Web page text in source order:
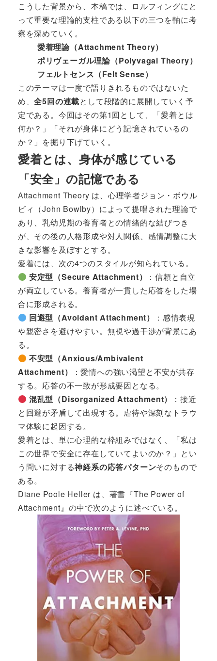
こうした背景から、本稿では、ロルフィングにと
って重要な理論的支柱である以下の三つを軸に考
察を深めていく。
愛着理論（Attachment Theory）
ポリヴェーガル理論（Polyvagal Theory）
フェルトセンス（Felt Sense）
このテーマは一度で語りきれるものではないた
め、全5回の連載として段階的に展開していく予
定である。今回はその第1回として、「愛着とは
何か？」「それが身体にどう記憶されているの
か？」を掘り下げていく。
愛着とは、身体が感じている
「安全」の記憶である
Attachment Theory は、心理学者ジョン・ボウル
ビィ（John Bowlby）によって提唱された理論で
あり、乳幼児期の養育者との情緒的な結びつき
が、その後の人格形成や対人関係、感情調整に大
きな影響を及ぼすとする。
愛着には、次の4つのスタイルが知られている。
安定型（Secure Attachment）
：信頼と自立
が両立している。養育者が一貫した応答をした場
合に形成される。
回避型（Avoidant Attachment）
：感情表現
や親密さを避けやすい。無視や過干渉が背景にあ
る。
不安型（Anxious/Ambivalent
Attachment）
：愛情への強い渇望と不安が共存
する。応答の不一致が形成要因となる。
混乱型（Disorganized Attachment）
：接近
と回避が矛盾して出現する。虐待や深刻なトラウ
マ体験に起因する。
愛着とは、単に心理的な枠組みではなく、「私は
この世界で安全に存在していてよいのか？」とい
う問いに対する神経系の応答パターンそのもので
ある。
Diane Poole Heller は、著書『The Power of
Attachment』の中で次のように述べている。